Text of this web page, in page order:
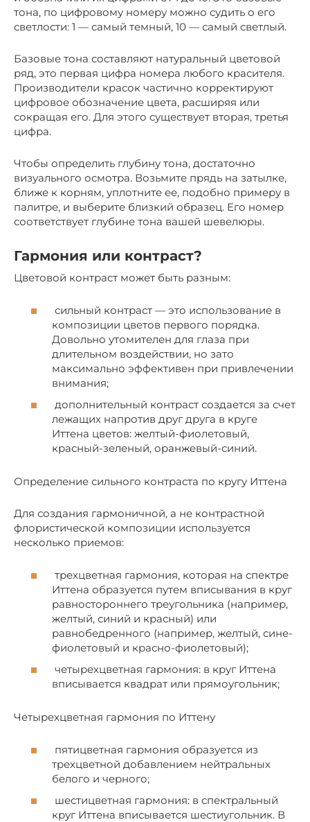
тона, по цифровому номеру можно судить о его
светлости: 1 — самый темный, 10 — самый светлый.
Базовые тона составляют натуральный цветовой
ряд, это первая цифра номера любого красителя.
Производители красок частично корректируют
цифровое обозначение цвета, расширяя или
сокращая его. Для этого существует вторая, третья
цифра.
Чтобы определить глубину тона, достаточно
визуального осмотра. Возьмите прядь на затылке,
ближе к корням, уплотните ее, подобно примеру в
палитре, и выберите близкий образец. Его номер
соответствует глубине тона вашей шевелюры.
Гармония или контраст?
Цветовой контраст может быть разным:
сильный контраст — это использование в
композиции цветов первого порядка.
Довольно утомителен для глаза при
длительном воздействии, но зато
максимально эффективен при привлечении
внимания;
дополнительный контраст создается за счет
лежащих напротив друг друга в круге
Иттена цветов: желтый-фиолетовый,
красный-зеленый, оранжевый-синий.
Определение сильного контраста по кругу Иттена
Для создания гармоничной, а не контрастной
флористической композиции используется
несколько приемов:
трехцветная гармония, которая на спектре
Иттена образуется путем вписывания в круг
равностороннего треугольника (например,
желтый, синий и красный) или
равнобедренного (например, желтый, сине-
фиолетовый и красно-фиолетовый);
четырехцветная гармония: в круг Иттена
вписывается квадрат или прямоугольник;
Четырехцветная гармония по Иттену
пятицветная гармония образуется из
трехцветной добавлением нейтральных
белого и черного;
шестицветная гармония: в спектральный
круг Иттена вписывается шестиугольник. В